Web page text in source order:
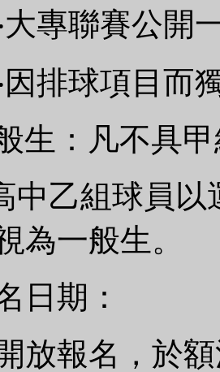
賽公開一
項目而獨
：凡不具甲
乙組球員以
為一般生。
日期：
放報名，於